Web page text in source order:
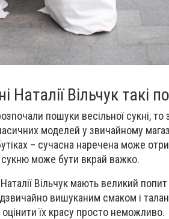
Наталії Вільчук такі
пошуки весільної сукні,
моделей у звичайному
– сучасна наречена може
сукню може бути вкрай важко.
Наталії Вільчук мають великий
вишуканим смаком і
їх красу просто неможливо.